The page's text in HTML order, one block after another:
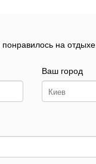
на отдыхе.
Ваш город